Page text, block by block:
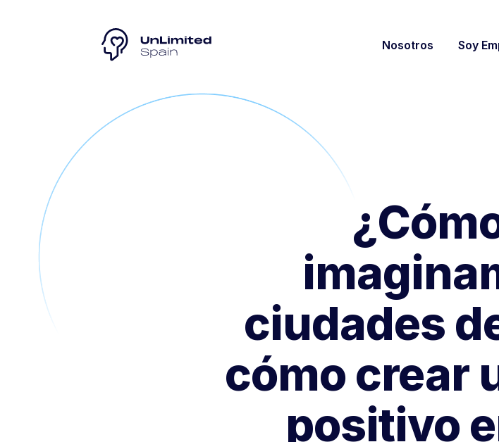
Nosotros Soy
ciudades
cómo crear
positivo